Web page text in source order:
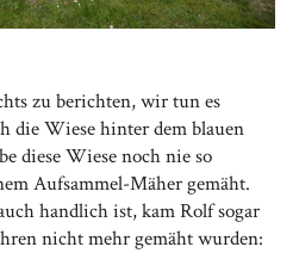
zu berichten, wir tun es
die Wiese hinter dem blauen
diese Wiese noch nie so
Aufsammel-Mäher gemäht.
handlich ist, kam Rolf sogar
nicht mehr gemäht wurden: